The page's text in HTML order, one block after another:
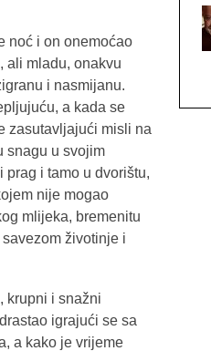
noć i on onemoćao
ali mladu, onakvu
i nasmijanu.
a kada se
zasutavljajući misli na
snagu u svojim
i tamo u dvorištu,
nije mogao
mlijeka, bremenitu
životinje i
krupni i snažni
igrajući se sa
a kako je vrijeme